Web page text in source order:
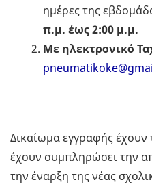
ημέρες της
π.μ. έως 2:00 μ.μ.
Με ηλεκτρονικό
Δικαίωμα εγγραφής
έχουν συμπληρώσει την
την έναρξη της νέας